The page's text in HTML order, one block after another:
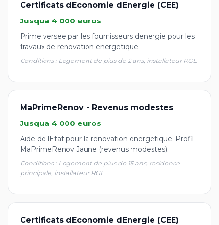
Certificats dEconomie dEnergie (CEE)
Jusqua 4 000 euros
Prime versee par les fournisseurs denergie pour les
travaux de renovation energetique.
Conditions : Logement de plus de 2 ans, installateur RGE
MaPrimeRenov - Revenus modestes
Jusqua 4 000 euros
Aide de lEtat pour la renovation energetique. Profil
MaPrimeRenov Jaune (revenus modestes).
Conditions : Logement de plus de 15 ans, residence
principale, installateur RGE
Certificats dEconomie dEnergie (CEE)